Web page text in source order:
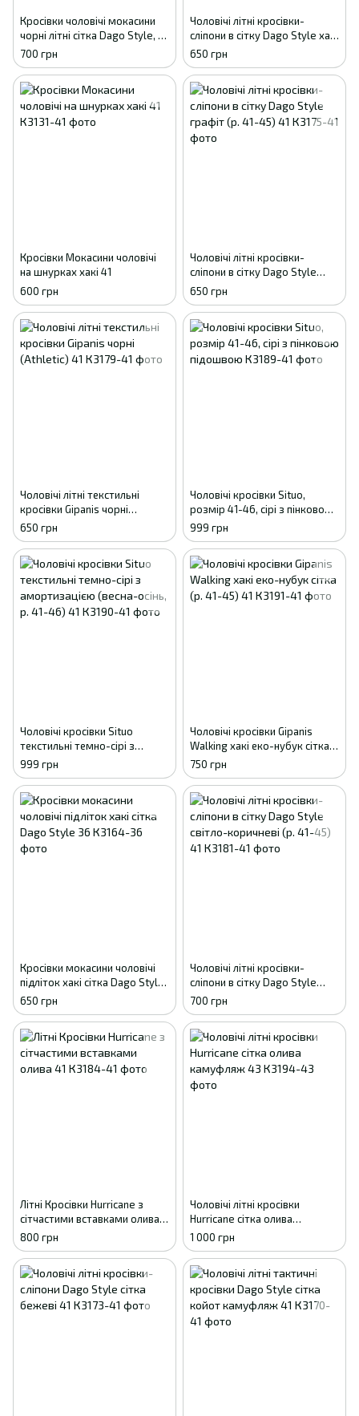
Кросівки чоловічі мокасини
чорні літні сітка Dago Style, 41
- 45
700 грн
Чоловічі літні кросівки-
сліпони в сітку Dago Style хакі
з фіксатором (р. 41-45) 41
650 грн
Кросівки Мокасини чоловічі
на шнурках хакі 41
600 грн
Чоловічі літні кросівки-
сліпони в сітку Dago Style
графіт (р. 41-45) 41
650 грн
Чоловічі літні текстильні
кросівки Gipanis чорні
(Athletic) 41
650 грн
Чоловічі кросівки Situo,
розмір 41-46, сірі з пінковою
підошвою
999 грн
Чоловічі кросівки Situo
текстильні темно-сірі з
амортизацією (весна-осінь, р.
41-46) 41
999 грн
Чоловічі кросівки Gipanis
Walking хакі еко-нубук сітка
(р. 41-45) 41
750 грн
Кросівки мокасини чоловічі
підліток хакі сітка Dago Style
36
650 грн
Чоловічі літні кросівки-
сліпони в сітку Dago Style
світло-коричневі (р. 41-45) 41
700 грн
Літні Кросівки Hurricane з
сітчастими вставками олива
41
800 грн
Чоловічі літні кросівки
Hurricane сітка олива
камуфляж 43
1 000 грн